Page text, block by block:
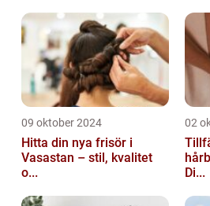
09 oktober 2024
Hitta din nya frisör i
Vasastan – stil, kvalitet
o...
02
Di...